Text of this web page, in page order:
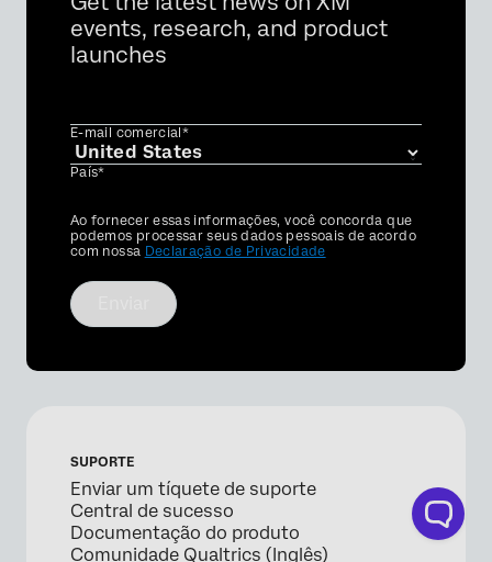
×
events, research, and product
launches
E-mail comercial*
País*
Privacy
Optin
Ao fornecer essas informações, você concorda que
podemos processar seus dados pessoais de acordo
com nossa Declaração de Privacidade
SUPORTE
Enviar um tíquete de suporte
Central de sucesso
Documentação do produto
Comunidade Qualtrics (Inglês)